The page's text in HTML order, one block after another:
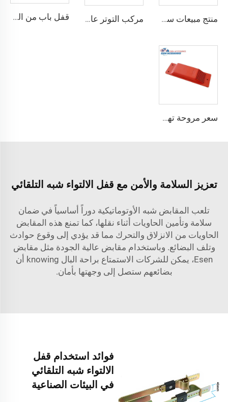
منتج مبيعات ساخنة معدات ربط حاوية الزاوية القفل مركب التوتر عالي الجودة القياسية وفقًا لمعيار ISO للحاويات قفل باب من الصلب المقوى درجة أمان أفضل قفل شحن حاوية مع 4 مفاتيح
سعر مروحة تهوية الحاويات مروحة عادم حاويات الشحن
تعزيز السلامة والأمن مع قفل الالتواء شبه التلقائي
تلعب المقابض شبه الأوتوماتيكية دوراً أساسياً في ضمان
سلامة وتأمين الحاويات أثناء نقلها، كما تمنع هذه المقابض
الحاويات من الانزلاق والتحرك مما قد يؤدي إلى وقوع حوادث
وتلف البضائع. وباستخدام مقابض عالية الجودة مثل مقابض
Esen، يمكن للشركات الاستمتاع براحة البال knowing أن
بضائعهم ستصل إلى وجهتها بأمان.
فوائد استخدام قفل
الالتواء شبه التلقائي
في البيئات الصناعية